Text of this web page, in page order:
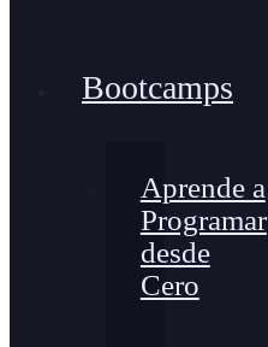
Bootcamps
Aprende a
Programar
desde
Cero